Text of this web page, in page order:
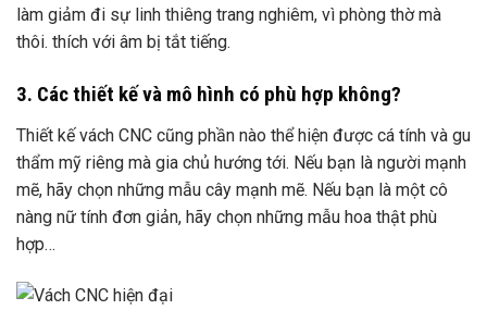
làm giảm đi sự linh thiêng trang nghiêm, vì phòng thờ mà
thôi. thích với âm bị tắt tiếng.
3. Các thiết kế và mô hình có phù hợp không?
Thiết kế vách CNC cũng phần nào thể hiện được cá tính và gu
thẩm mỹ riêng mà gia chủ hướng tới. Nếu bạn là người mạnh
mẽ, hãy chọn những mẫu cây mạnh mẽ. Nếu bạn là một cô
nàng nữ tính đơn giản, hãy chọn những mẫu hoa thật phù
hợp…